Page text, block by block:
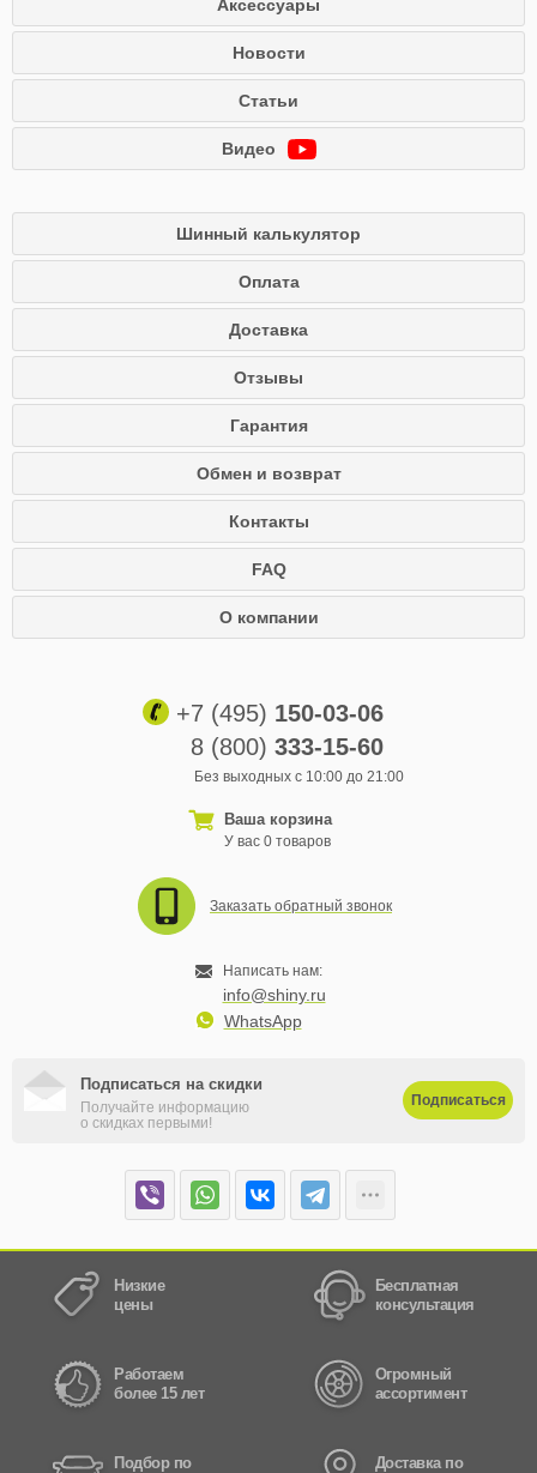
Аксессуары
Новости
Статьи
Видео
Шинный калькулятор
Оплата
Доставка
Отзывы
Гарантия
Обмен и возврат
Контакты
FAQ
О компании
+7 (495) 150-03-06
8 (800) 333-15-60
Без выходных с 10:00 до 21:00
Ваша корзина
У вас 0 товаров
Заказать обратный звонок
Написать нам:
info@shiny.ru
WhatsApp
Подписаться на скидки
Получайте информацию
о скидках первыми!
Подписаться
Низкие
цены
Бесплатная
консультация
Работаем
более 15 лет
Огромный
ассортимент
Подбор по Доставка по